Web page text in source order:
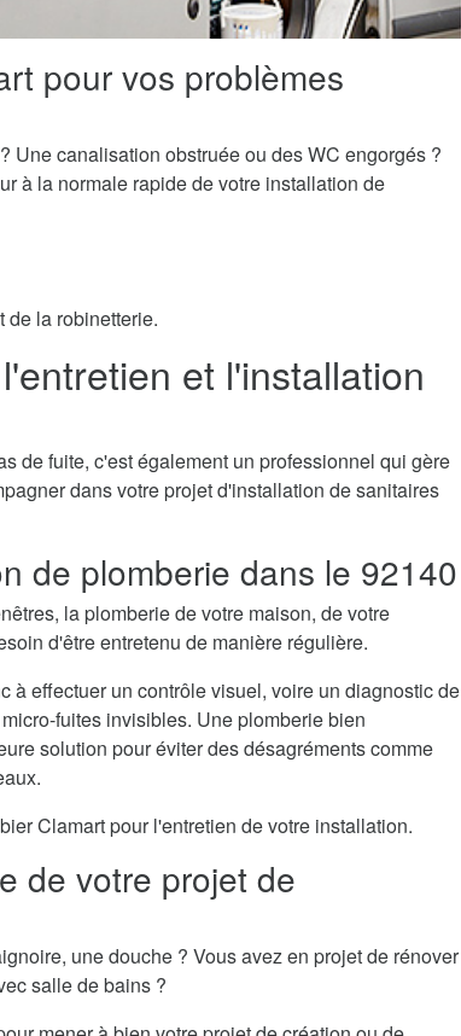
pour vos problèmes
Une canalisation obstruée ou des WC engorgés ?
à la normale rapide de votre installation de
de la robinetterie.
et l'installation
de fuite, c'est également un professionnel qui gère
dans votre projet d'installation de sanitaires
de plomberie dans le 92140
la plomberie de votre maison, de votre
d'être entretenu de manière régulière.
à effectuer un contrôle visuel, voire un diagnostic de
fuites invisibles. Une plomberie bien
solution pour éviter des désagréments comme
Clamart pour l'entretien de votre installation.
de votre projet de
une douche ? Vous avez en projet de rénover
salle de bains ?